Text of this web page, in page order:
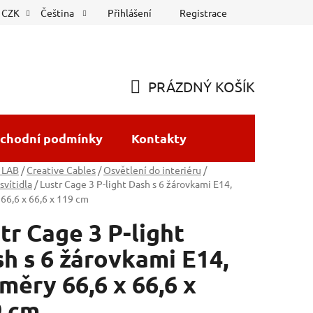
CZK Čeština Přihlášení Registrace
KOŠÍK
PRÁZDNÝ KOŠÍK
podmínky Kontakty
/ Creative Cables / Osvětlení do interiéru /
/ Lustr Cage 3 P-light Dash s 6 žárovkami E14,
x 66,6 x 119 cm
Cage 3 P-light
s 6 žárovkami E14,
66,6 x 66,6 x